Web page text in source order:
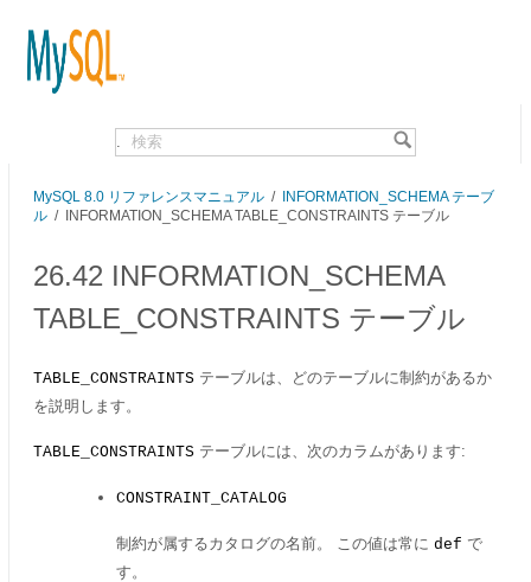
MySQL 8.0 リファレンスマニュアル / INFORMATION_SCHEMA テーブ
ル / INFORMATION_SCHEMA TABLE_CONSTRAINTS テーブル
26.42 INFORMATION_SCHEMA
TABLE_CONSTRAINTS テーブル
TABLE_CONSTRAINTS テーブルは、どのテーブルに制約があるか
を説明します。
TABLE_CONSTRAINTS テーブルには、次のカラムがあります:
CONSTRAINT_CATALOG
制約が属するカタログの名前。 この値は常に def で
す。